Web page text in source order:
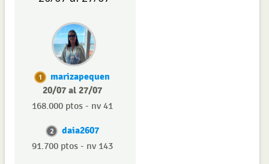
1
marizapequen
20/07 al 27/07
168.000 ptos - nv 41
2 daia2607
91.700 ptos - nv 143